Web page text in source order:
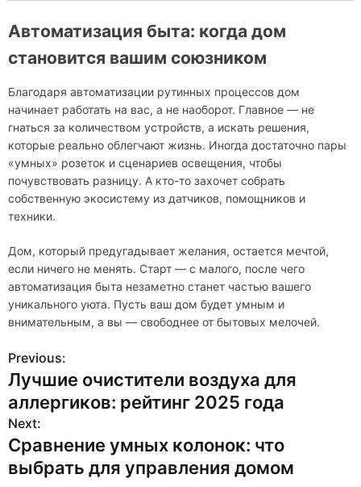
Автоматизация быта: когда дом
становится вашим союзником
Благодаря автоматизации рутинных процессов дом
начинает работать на вас, а не наоборот. Главное — не
гнаться за количеством устройств, а искать решения,
которые реально облегчают жизнь. Иногда достаточно пары
«умных» розеток и сценариев освещения, чтобы
почувствовать разницу. А кто-то захочет собрать
собственную экосистему из датчиков, помощников и
техники.
Дом, который предугадывает желания, остается мечтой,
если ничего не менять. Старт — с малого, после чего
автоматизация быта незаметно станет частью вашего
уникального уюта. Пусть ваш дом будет умным и
внимательным, а вы — свободнее от бытовых мелочей.
Н
а
в
и
Previous:
Лучшие очистители воздуха для
аллергиков: рейтинг 2025 года
Next:
Сравнение умных колонок: что
выбрать для управления домом